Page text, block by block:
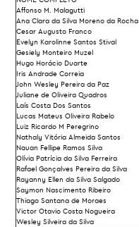
Affonso M. Malagutti
Ana Clara da Silva Moreno da Rocha
Cesar Augusto Franco
Evelyn Karolinne Santos Stival
Gesiely Monteiro Muzel
Hugo Horácio Duarte
Iris Andrade Correia
John Wesley Pereira da Paz
Juliane de Oliveira Quadros
Laís Costa Dos Santos
Lucas Mateus Oliveira Rabelo
Luiz Ricardo M Peregrino
Nathaly Vitória Almeida Santos
Nauan Fellipe Ramos Silva
Olívia Patrícia da Silva Ferreira
Rafael Gonçalves Pereira da Silva
Rayanny Ellen da Silva Salgado
Saymon Nascimento Ribeiro
Thiago Santana de Moraes
Victor Otavio Costa Nogueira
Wesley Silveira da Silva